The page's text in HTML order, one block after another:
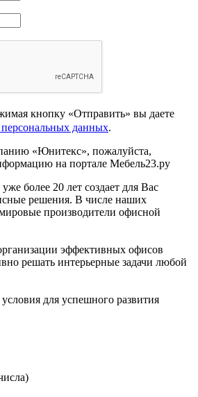
кнопку «Отправить» вы даете
персональных данных.
«Юнитекс», пожалуйста,
на портале Мебель23.ру
более 20 лет создает для Вас
решения. В числе наших
производители офисной
эффективных офисов
решать интерьерные задачи любой
для успешного развития